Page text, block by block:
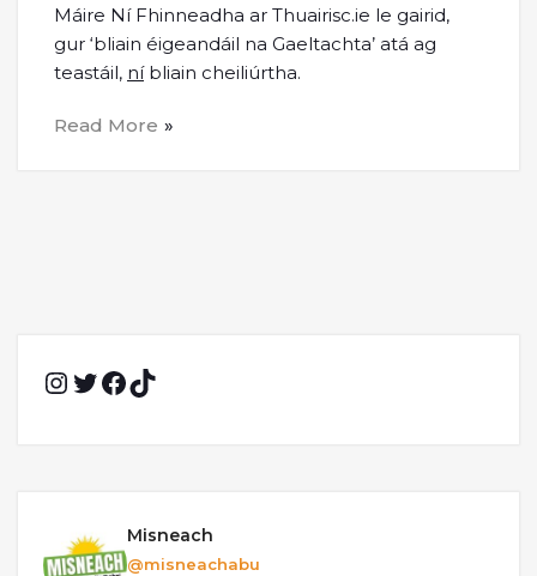
Máire Ní Fhinneadha ar Thuairisc.ie le gairid,
gur ‘bliain éigeandáil na Gaeltachta’ atá ag
teastáil, níbliain cheiliúrtha.
Read More
Instagram
TwitterFacebook
Misneach
@misneachabu